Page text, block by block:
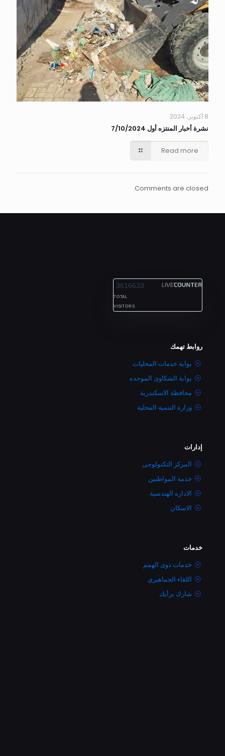
8 أكتوبر، 2024
نشرة أخبار المنتزه أول 7/10/2024
Read more
Comments are closed.
3616633
TOTAL
VISITORS
روابط تهمك
بوابة خدمات المحليات
بوابة الشكاوى الموحده
محافظة الاسكندرية
وزارة التنمية المحلية
إدارات
المركز التكنولوجى
خدمة المواطنين
الاداره الهندسية
الاسكان
خدمات
خدمات ذوى الهمم
اللقاء الجماهيري
شارك برأيك